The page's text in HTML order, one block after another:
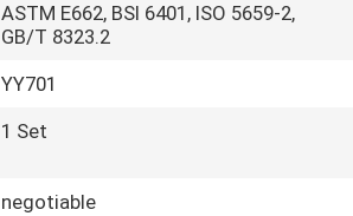
ASTM E662, BSI 6401, ISO 5659-2,
GB/T 8323.2
YY701
1 Set
negotiable